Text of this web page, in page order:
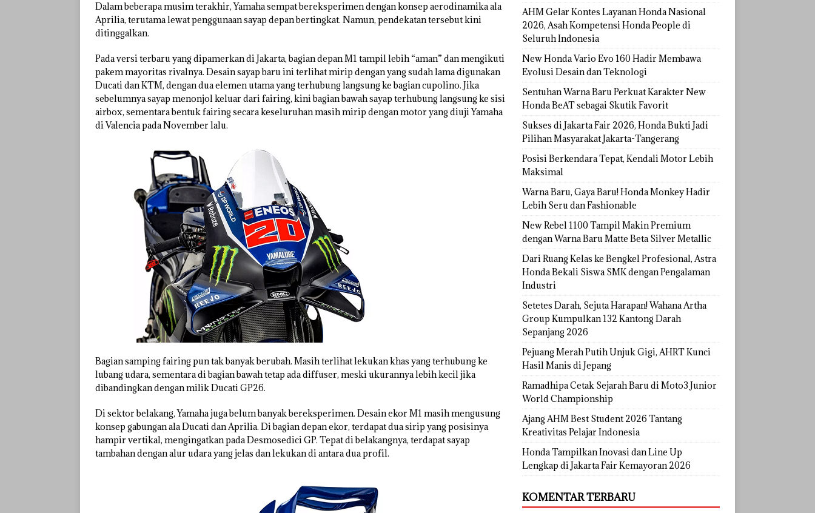
Dalam beberapa musim terakhir, Yamaha sempat bereksperimen dengan konsep aerodinamika ala
Aprilia, terutama lewat penggunaan sayap depan bertingkat. Namun, pendekatan tersebut kini
ditinggalkan.
Pada versi terbaru yang dipamerkan di Jakarta, bagian depan M1 tampil lebih “aman” dan mengikuti
pakem mayoritas rivalnya. Desain sayap baru ini terlihat mirip dengan yang sudah lama digunakan
Ducati dan KTM, dengan dua elemen utama yang terhubung langsung ke bagian cupolino. Jika
sebelumnya sayap menonjol keluar dari fairing, kini bagian bawah sayap terhubung langsung ke sisi
airbox, sementara bentuk fairing secara keseluruhan masih mirip dengan motor yang diuji Yamaha
di Valencia pada November lalu.
Bagian samping fairing pun tak banyak berubah. Masih terlihat lekukan khas yang terhubung ke
lubang udara, sementara di bagian bawah tetap ada diffuser, meski ukurannya lebih kecil jika
dibandingkan dengan milik Ducati GP26.
Di sektor belakang, Yamaha juga belum banyak bereksperimen. Desain ekor M1 masih mengusung
konsep gabungan ala Ducati dan Aprilia. Di bagian depan ekor, terdapat dua sirip yang posisinya
hampir vertikal, mengingatkan pada Desmosedici GP. Tepat di belakangnya, terdapat sayap
tambahan dengan alur udara yang jelas dan lekukan di antara dua profil.
AHM Gelar Kontes Layanan Honda Nasional
2026, Asah Kompetensi Honda People di
Seluruh Indonesia
New Honda Vario Evo 160 Hadir Membawa
Evolusi Desain dan Teknologi
Sentuhan Warna Baru Perkuat Karakter New
Honda BeAT sebagai Skutik Favorit
Sukses di Jakarta Fair 2026, Honda Bukti Jadi
Pilihan Masyarakat Jakarta-Tangerang
Posisi Berkendara Tepat, Kendali Motor Lebih
Maksimal
Warna Baru, Gaya Baru! Honda Monkey Hadir
Lebih Seru dan Fashionable
New Rebel 1100 Tampil Makin Premium
dengan Warna Baru Matte Beta Silver Metallic
Dari Ruang Kelas ke Bengkel Profesional, Astra
Honda Bekali Siswa SMK dengan Pengalaman
Industri
Setetes Darah, Sejuta Harapan! Wahana Artha
Group Kumpulkan 132 Kantong Darah
Sepanjang 2026
Pejuang Merah Putih Unjuk Gigi, AHRT Kunci
Hasil Manis di Jepang
Ramadhipa Cetak Sejarah Baru di Moto3 Junior
World Championship
Ajang AHM Best Student 2026 Tantang
Kreativitas Pelajar Indonesia
Honda Tampilkan Inovasi dan Line Up
Lengkap di Jakarta Fair Kemayoran 2026
KOMENTAR TERBARU